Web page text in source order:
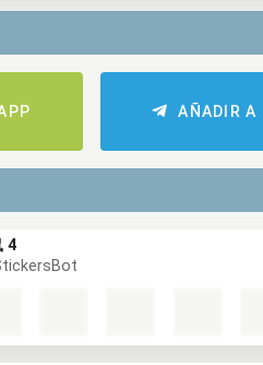
AÑADIR A
4